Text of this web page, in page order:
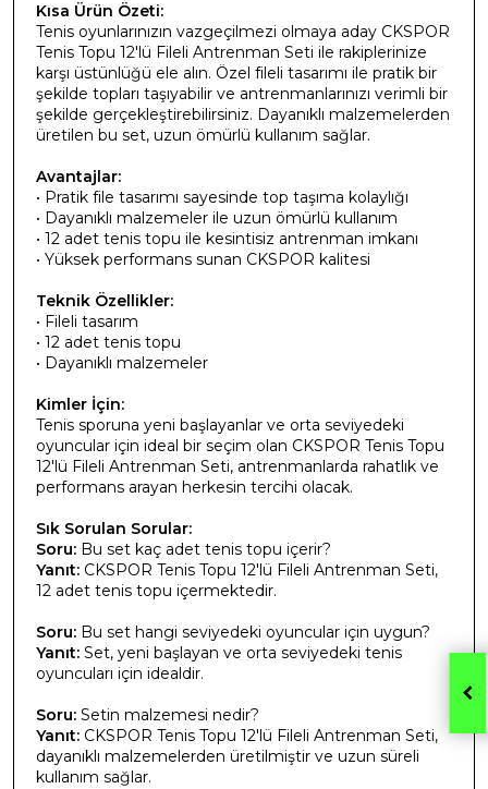
Kısa Ürün Özeti:
Tenis oyunlarınızın vazgeçilmezi olmaya aday CKSPOR
Tenis Topu 12'lü Fileli Antrenman Seti ile rakiplerinize
karşı üstünlüğü ele alın. Özel fileli tasarımı ile pratik bir
şekilde topları taşıyabilir ve antrenmanlarınızı verimli bir
şekilde gerçekleştirebilirsiniz. Dayanıklı malzemelerden
üretilen bu set, uzun ömürlü kullanım sağlar.
Avantajlar:
• Pratik file tasarımı sayesinde top taşıma kolaylığı
• Dayanıklı malzemeler ile uzun ömürlü kullanım
• 12 adet tenis topu ile kesintisiz antrenman imkanı
• Yüksek performans sunan CKSPOR kalitesi
Teknik Özellikler:
• Fileli tasarım
• 12 adet tenis topu
• Dayanıklı malzemeler
Kimler İçin:
Tenis sporuna yeni başlayanlar ve orta seviyedeki
oyuncular için ideal bir seçim olan CKSPOR Tenis Topu
12'lü Fileli Antrenman Seti, antrenmanlarda rahatlık ve
performans arayan herkesin tercihi olacak.
Sık Sorulan Sorular:
Soru: Bu set kaç adet tenis topu içerir?
Yanıt: CKSPOR Tenis Topu 12'lü Fileli Antrenman Seti,
12 adet tenis topu içermektedir.
Soru: Bu set hangi seviyedeki oyuncular için uygun?
Yanıt: Set, yeni başlayan ve orta seviyedeki tenis
oyuncuları için idealdir.
Soru: Setin malzemesi nedir?
Yanıt: CKSPOR Tenis Topu 12'lü Fileli Antrenman Seti,
dayanıklı malzemelerden üretilmiştir ve uzun süreli
kullanım sağlar.